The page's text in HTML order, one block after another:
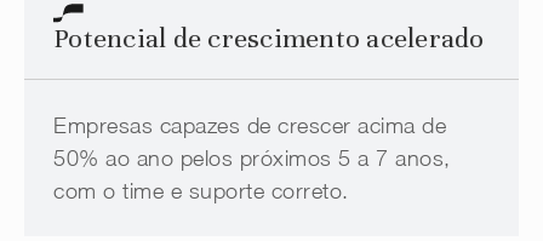
Potencial de crescimento acelerado
Empresas capazes de crescer acima de
50% ao ano pelos próximos 5 a 7 anos,
com o time e suporte correto.